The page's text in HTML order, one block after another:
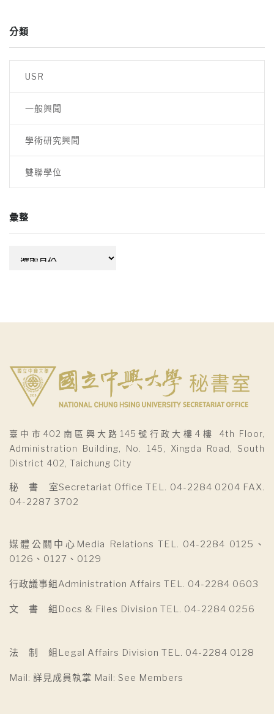
分類
USR
一般興聞
學術研究興聞
雙聯學位
彙整
臺中市402南區興大路145號行政大樓4樓 4th Floor,
Administration Building, No. 145, Xingda Road, South
District 402, Taichung City
秘 書 室Secretariat Office TEL. 04-2284 0204 FAX.
04-2287 3702
媒體公關中心Media Relations TEL. 04-2284 0125、
0126、0127、0129
行政議事組Administration Affairs TEL. 04-2284 0603
文 書 組Docs & Files Division TEL. 04-2284 0256
法 制 組Legal Affairs Division TEL. 04-2284 0128
Mail: 詳見成員執掌 Mail: See Members